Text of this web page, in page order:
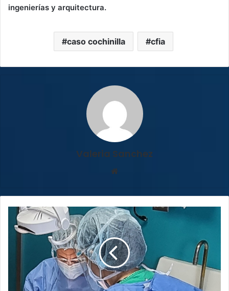
ingenierías y arquitectura.
caso cochinilla cfia
Valeria Sanchez
CCSS
reactivará
servicios
odontológicos
salud